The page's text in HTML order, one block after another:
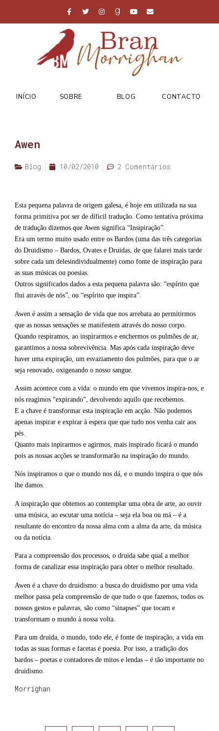
INÍCIO SOBRE BLOG CONTACTO
Awen
Blog 10/02/2010 2 Comentários
Esta pequena palavra de origem galesa, é hoje em utilizada na sua
forma primitiva por ser de díficil tradução. Como tentativa próxima
de tradução dizemos que Awen significa “Insipiração”.
Era um termo muito usado entre os Bardos (uma das três categorias
do Druidismo – Bardos, Ovates e Druidas, de que falarei mais tarde
sobre cada um delesindividualmente) como fonte de inspiração para
as suas músicas ou poesias.
Outros significados dados a esta pequena palavra são: “espírito que
flui através de nós”, ou “espírito que inspira”.
Awen é assim a sensação de vida que nos arrebata ao permitirmos
que as nossas sensações se manifestem através do nosso corpo.
Quando respiramos, ao inspirarmos e enchermos os pulmões de ar,
garantimos a nossa sobrevivência. Mas após cada inspiração deve
haver uma expiração, um esvaziamento dos pulmões, para que o ar
seja renovado, oxigenando o nosso sangue.
Assim acontece com a vida: o mundo em que vivemos inspira-nos, e
nós reagimos “expirando”, devolvendo aquilo que recebemos.
E a chave é transformar esta inspiração em acção. Não podemos
apenas inspirar e expirar à espera que que tudo nos venha cair aos
pés.
Quanto mais inpirarmos e agirmos, mais inspirado ficará o mundo
pois as nossas acções se transformarão na inspiração do mundo.
Nós inspiramos o que o mundo nos dá, e o mundo inspira o que nós
lhe damos.
A inspiração que obtemos ao contemplar uma obra de arte, ao ouvir
uma música, ao escutar uma notícia – seja ela boa ou má – é a
resultante do encontro da nossa alma com a alma da arte, da música
ou da notícia.
Para a compreensão dos processos, o druida sabe qual a melhor
forma de canalizar essa inspiração para obter o melhor resultado.
Awen é a chave do druidismo: a busca do druidismo por uma vida
melhor passa pela compreensão de que tudo o que fazemos, todos os
nossos gestos e palavras, são como “sinapses” que tocam e
transformam o mundo à nossa volta.
Para um druida, o mundo, todo ele, é fonte de inspiração, a vida em
todas as suas formas e facetas é poesia. Por isso, a tradição dos
bardos – poetas e contadores de mitos e lendas – é tão importante no
druidismo.
Morrighan